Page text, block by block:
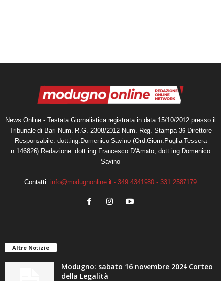
News Online - Testata Giornalistica registrata in data 15/10/2012 presso il
Tribunale di Bari Num. R.G. 2308/2012 Num. Reg. Stampa 36 Direttore
Responsabile: dott.ing.Domenico Savino (Ord.Giorn.Puglia Tessera
n.146826) Redazione: dott.ing.Francesco D'Amato, dott.ing.Domenico
Savino
Contatti: info@modugnonline.it - 349.4341980 - 331.2587179
Altre Notizie
Modugno: sabato 16 novembre 2024 Corteo
della Legalità